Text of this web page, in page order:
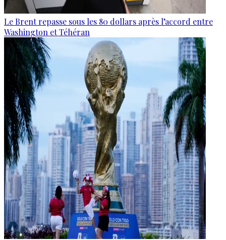
Le Brent repasse sous les 80 dollars après l’accord entre
Washington et Téhéran